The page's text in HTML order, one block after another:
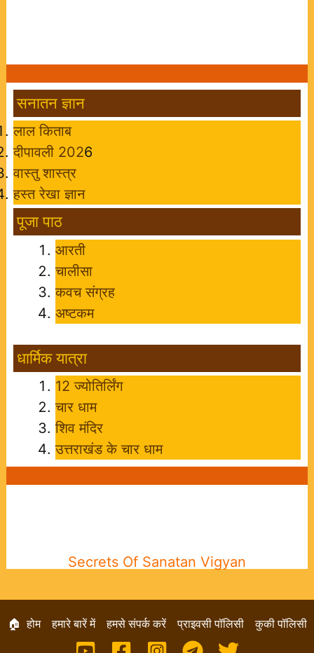
सनातन ज्ञान
लाल किताब
दीपावली 2026
वास्तु शास्त्र
हस्त रेखा ज्ञान
पूजा पाठ
आरती
चालीसा
कवच संग्रह
अष्टकम
धार्मिक यात्रा
12 ज्योतिर्लिंग
चार धाम
शिव मंदिर
उत्तराखंड के चार धाम
Secrets Of Sanatan Vigyan
🏠 होमहमारे बारें मेंहमसे संपर्क करेंप्राइवसी पॉलिसीकुकी पॉलिसी